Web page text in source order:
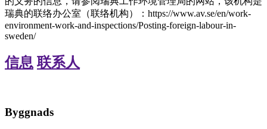
瑞典的联络办公室（联络机构）：https://www.av.se/en/work-
environment-work-and-inspections/Posting-foreign-labour-in-
sweden/
信息 联系人
Byggnads